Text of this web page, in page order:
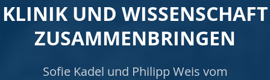
KLINIK UND WISSENSCHAFT
ZUSAMMENBRINGEN
Sofie Kadel und Philipp Weis vom